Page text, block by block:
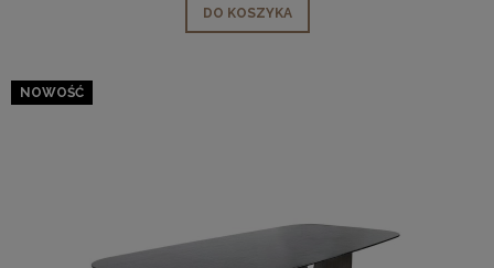
DO KOSZYKA
NOWOŚĆ